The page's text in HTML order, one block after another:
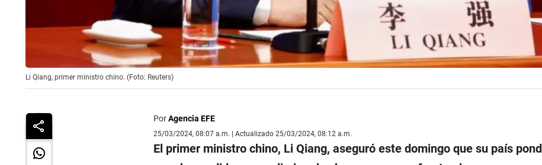
Li Qiang, primer ministro chino. (Foto: Reuters)
PorAgencia EFE
25/03/2024, 08:07 a.m. | Actualizado 25/03/2024, 08:12 a.m.
El primer ministro chino, Li Qiang, aseguró este domingo que su país